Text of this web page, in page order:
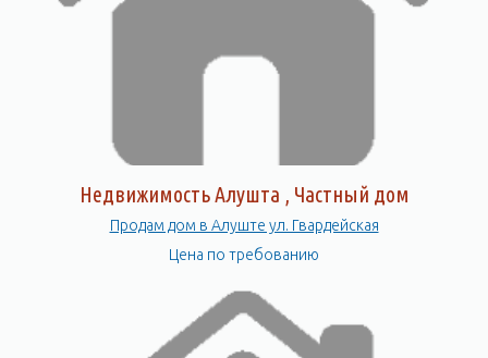
Недвижимость Алушта , Частный дом
Продам дом в Алуште ул. Гвардейская
Цена по требованию